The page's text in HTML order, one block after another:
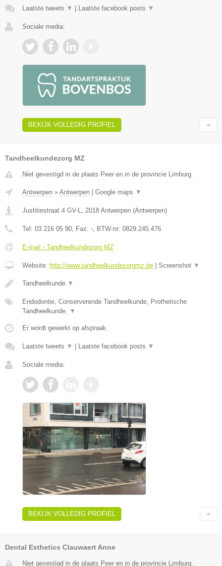
Laatste tweets ▼ | Laatste facebook posts ▼
Sociale media:
BEKIJK VOLLEDIG PROFIEL
Tandheelkundezorg MZ
Niet gevestigd in de plaats Peer en in de provincie Limburg.
Antwerpen » Antwerpen Google maps ▼
Justitiestraat 4 GV-L 2018 Antwerpen (Antwerpen)
Tel: 03 216 05 90 , Fax: - , BTW-nr: 0829.245.476
E-mail › Tandheelkundezorg MZ
Website: http://www.tandheelkundezorgmz.be Screenshot ▼
Tandheelkunde ▼
Endodontie, Conserverende Tandheelkunde, Prothetische
Tandheelkunde,
▼
Er wordt gewerkt op afspraak.
Laatste tweets ▼ Laatste facebook posts ▼
Sociale media:
BEKIJK VOLLEDIG PROFIEL
Dental Esthetics Clauwaert Anne
Niet gevestigd in de plaats Peer en in de provincie Limburg.